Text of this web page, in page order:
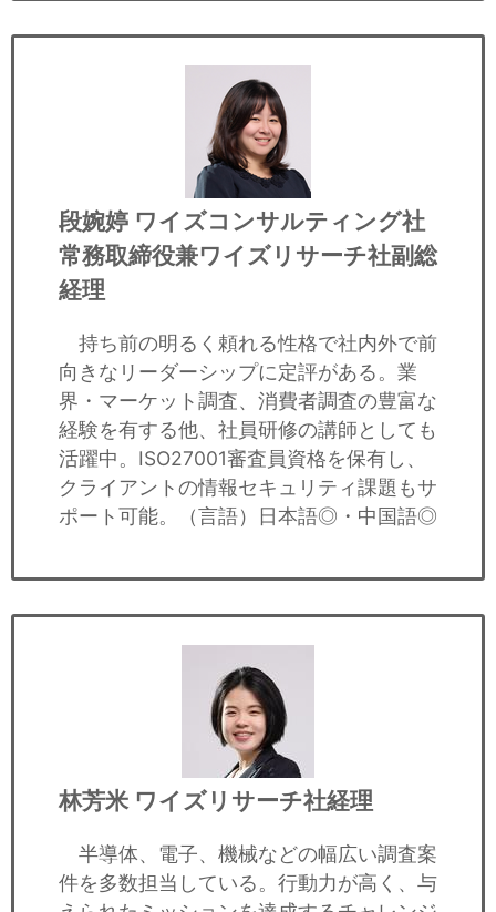
段婉婷 ワイズコンサルティング社
常務取締役兼ワイズリサーチ社副総
経理
持ち前の明るく頼れる性格で社内外で前
向きなリーダーシップに定評がある。業
界・マーケット調査、消費者調査の豊富な
経験を有する他、社員研修の講師としても
活躍中。ISO27001審査員資格を保有し、
クライアントの情報セキュリティ課題もサ
ポート可能。（言語）日本語◎・中国語◎
林芳米 ワイズリサーチ社経理
半導体、電子、機械などの幅広い調査案
件を多数担当している。行動力が高く、与